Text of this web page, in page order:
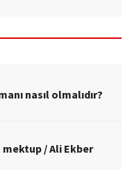
nasıl olmalıdır?
/ Ali Ekber